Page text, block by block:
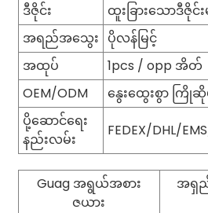
ဒီဇိုင်း
ထူးခြားသောဒီဇိုင်း
အရည်အသွေး ပိုလန်မြင့်
အထုပ်
1pcs / opp အိတ်
OEM/ODM
နွေးထွေးစွာ ကြို
ပို့ဆောင်ရေး
နည်းလမ်း
FEDEX/DHL/
Guag အရွယ်အစား
ဇယား
အရှ